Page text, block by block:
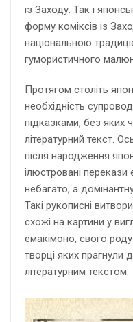
із Заходу. Так і
форму коміксів із
національною
гумористичного
Протягом століть
необхідність
підказками, без яких
літературний текст.
після народження
ілюстровані перекази
небагато, а
Такі рукописні
схожі на картини у
емакімоно, свого
творці яких прагнули
літературним текстом.